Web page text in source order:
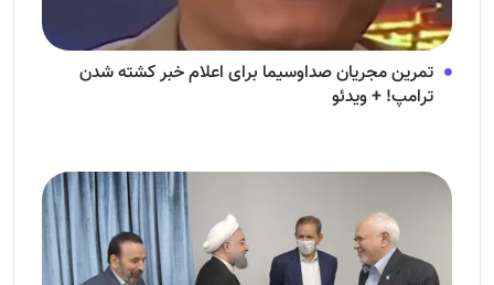
تمرین مجریان صداوسیما برای اعلام خبر کشته شدن
ترامپ! + ویدئو